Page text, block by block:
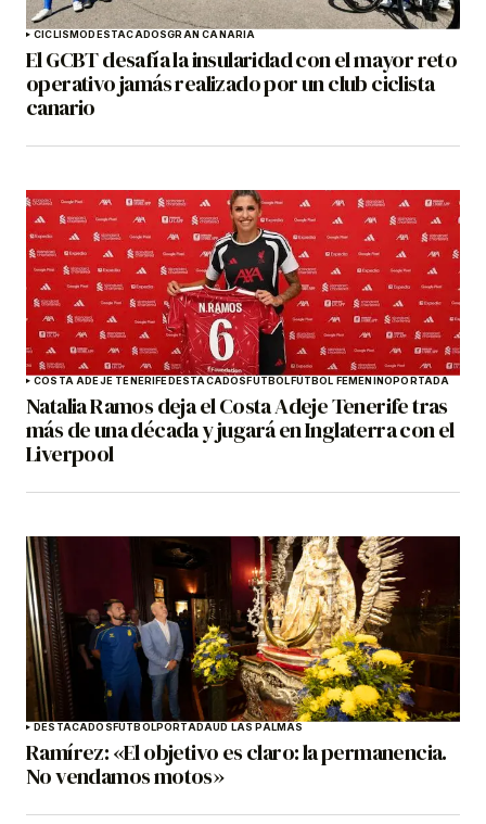
CICLISMODESTACADOSGRAN CANARIA
El GCBT desafía la insularidad con el mayor reto
operativo jamás realizado por un club ciclista
canario
COSTA ADEJE TENERIFEDESTACADOSFÚTBOLFÚTBOL FEMENINOPORTADA
Natalia Ramos deja el Costa Adeje Tenerife tras
más de una década y jugará en Inglaterra con el
Liverpool
DESTACADOSFÚTBOLPORTADAUD LAS PALMAS
Ramírez: «El objetivo es claro: la permanencia.
No vendamos motos»